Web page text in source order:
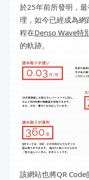
於25年前所發明，
理，如今已經成為網
程在Denso Wave特
的軌跡。
該網站也將QR